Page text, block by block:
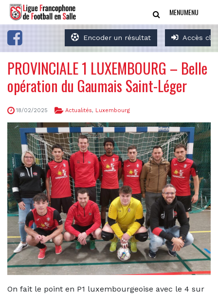
Encoder un résultat Accès
MENUMENU
PROVINCIALE 1 LUXEMBOURG – Belle
opération du Gaumais Saint-Léger
18/02/2025 Actualités, Luxembourg
On fait le point en P1 luxembourgeoise avec le 4 sur